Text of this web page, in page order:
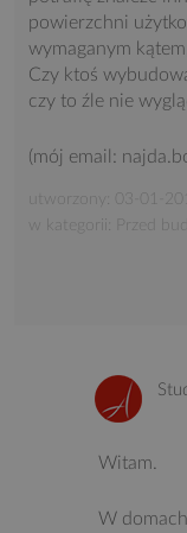
powierzchni
wymaganym
Czy ktoś
czy to źle nie
(mój email:
utworzony: 03-01-
w kategorii: Przed
Witam.
W